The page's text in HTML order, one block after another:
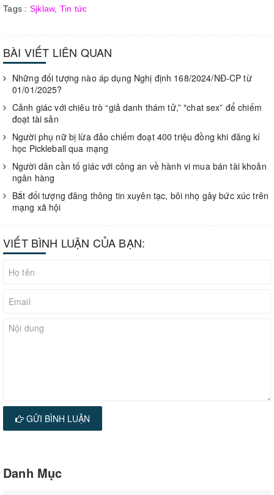
Tags : Sjklaw, Tin tức
BÀI VIẾT LIÊN QUAN
Những đối tượng nào áp dụng Nghị định 168/2024/NĐ-CP từ
01/01/2025?
Cảnh giác với chiêu trò “giả danh thám tử,” "chat sex” để chiếm
đoạt tài sản
Người phụ nữ bị lừa đảo chiếm đoạt 400 triệu đồng khi đăng kí
học Pickleball qua mạng
Người dân cần tố giác với công an về hành vi mua bán tài khoản
ngân hàng
Bắt đối tượng đăng thông tin xuyên tạc, bôi nhọ gây bức xúc trên
mạng xã hội
VIẾT BÌNH LUẬN CỦA BẠN:
GỬI BÌNH LUẬN
Danh Mục